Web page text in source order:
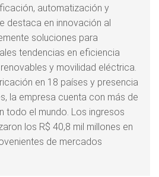
automatización y
destaca en innovación al
soluciones para
tendencias en eficiencia
y movilidad eléctrica.
en 18 países y presencia
la empresa cuenta con más de
todo el mundo. Los ingresos
los R$ 40,8 mil millones en
de mercados